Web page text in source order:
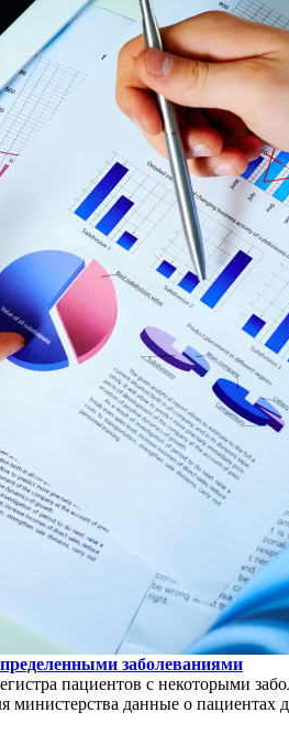
заболеваниями
пациентов с некоторыми
данные о пациентах